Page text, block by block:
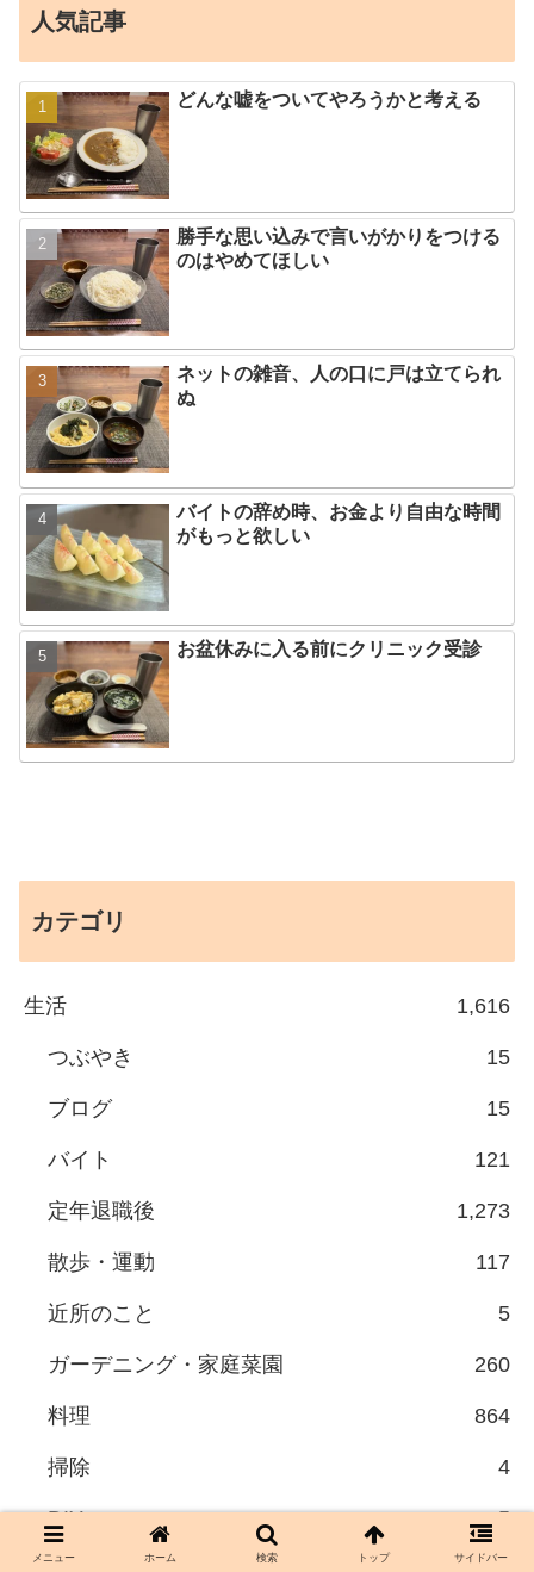
人気記事
どんな嘘をついてやろうかと考える
勝手な思い込みで言いがかりをつける
のはやめてほしい
ネットの雑音、人の口に戸は立てられ
ぬ
バイトの辞め時、お金より自由な時間
がもっと欲しい
お盆休みに入る前にクリニック受診
カテゴリ
生活 1,616
つぶやき 15
ブログ 15
バイト 121
定年退職後 1,273
散歩・運動 117
近所のこと 5
ガーデニング・家庭菜園 260
料理 864
掃除 4
DIY 5
メニュー ホーム 検索 トップ サイドバー